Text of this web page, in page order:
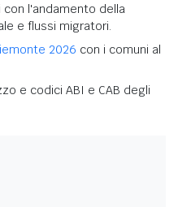
con l'andamento della
e flussi migratori.
2026 con i comuni al
e codici ABI e CAB degli